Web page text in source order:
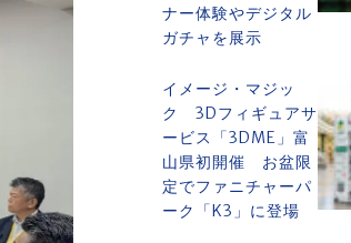
ナー体験やデジタル
ガチャを展示
イメージ・マジッ
ク 3Dフィギュアサ
ービス「3DME」富
山県初開催 お盆限
定でファニチャーパ
ーク「K3」に登場